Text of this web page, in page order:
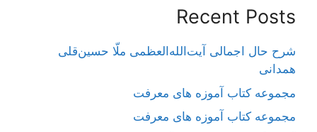
Recent Posts
شرح حال اجمالی آیت‌الله‌العظمی ملّا حسین‌قلی
همدانی
مجموعه کتاب آموزه های معرفت
مجموعه کتاب آموزه های معرفت